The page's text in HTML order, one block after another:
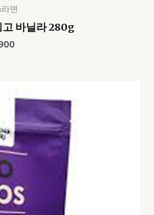
면
바닐라 280g